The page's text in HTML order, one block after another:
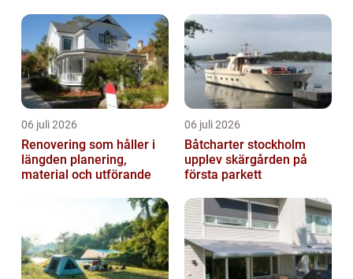
06 juli 2026
Renovering som håller i
längden planering,
material och utförande
06 juli 2026
Båtcharter stockholm
upplev skärgården på
första parkett